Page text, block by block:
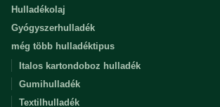
Hulladékolaj
Gyógyszerhulladék
még több hulladéktipus
Italos kartondoboz hulladék
Gumihulladék
Textilhulladék